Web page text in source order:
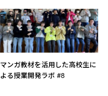
マンガ教材を活用した高校生に
よる授業開発ラボ #8